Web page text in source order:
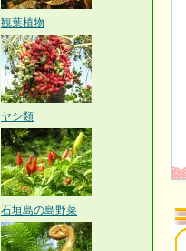
観葉植物
ヤシ類
石垣島の島野菜